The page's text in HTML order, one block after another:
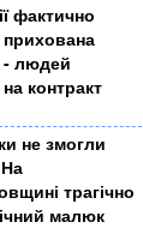
фактично
- людей
контракт
не змогли
трагічно
малюк